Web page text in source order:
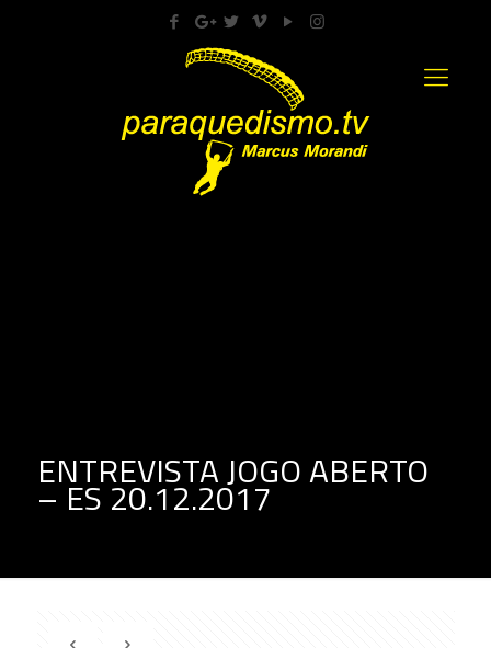
ENTREVISTA JOGO ABERTO
– ES 20.12.2017